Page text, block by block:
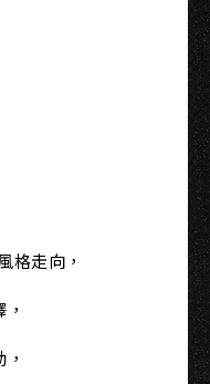
格走向，